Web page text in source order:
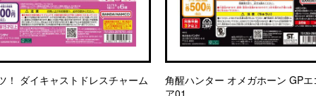
！ ダイキャストドレスチャーム
角醒ハンター オメガホーン GP
ア01